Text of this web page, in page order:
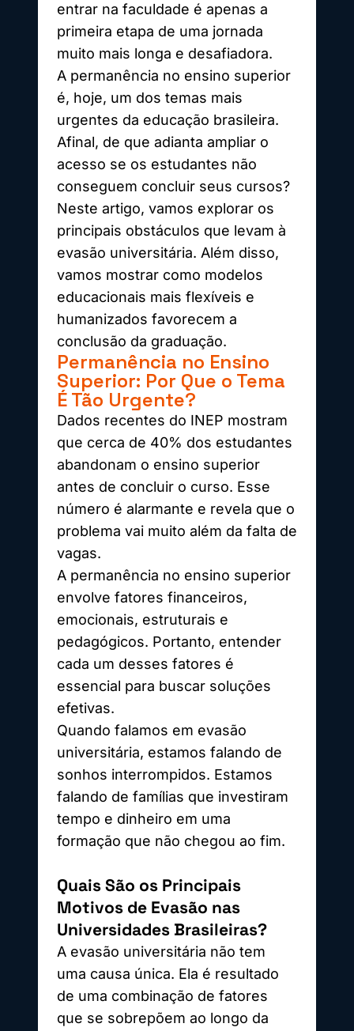
entrar na faculdade é apenas a
primeira etapa de uma jornada
muito mais longa e desafiadora.
A permanência no ensino superior
é, hoje, um dos temas mais
urgentes da educação brasileira.
Afinal, de que adianta ampliar o
acesso se os estudantes não
conseguem concluir seus cursos?
Neste artigo, vamos explorar os
principais obstáculos que levam à
evasão universitária. Além disso,
vamos mostrar como modelos
educacionais mais flexíveis e
humanizados favorecem a
conclusão da graduação.
Permanência no Ensino
Superior: Por Que o Tema
É Tão Urgente?
Dados recentes do INEP mostram
que cerca de 40% dos estudantes
abandonam o ensino superior
antes de concluir o curso. Esse
número é alarmante e revela que o
problema vai muito além da falta de
vagas.
A permanência no ensino superior
envolve fatores financeiros,
emocionais, estruturais e
pedagógicos. Portanto, entender
cada um desses fatores é
essencial para buscar soluções
efetivas.
Quando falamos em evasão
universitária, estamos falando de
sonhos interrompidos. Estamos
falando de famílias que investiram
tempo e dinheiro em uma
formação que não chegou ao fim.
Quais São os Principais
Motivos de Evasão nas
Universidades Brasileiras?
A evasão universitária não tem
uma causa única. Ela é resultado
de uma combinação de fatores
que se sobrepõem ao longo da